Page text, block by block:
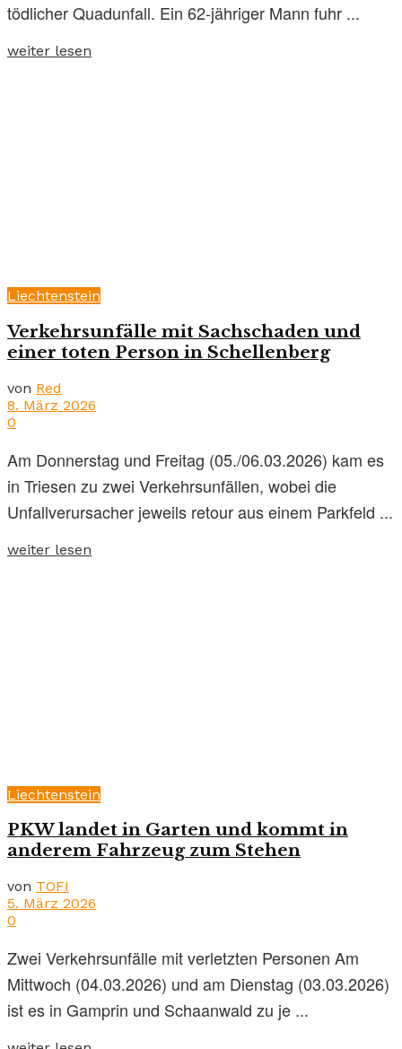
tödlicher Quadunfall. Ein 62-jähriger Mann fuhr ...
weiter lesen
Liechtenstein
Verkehrsunfälle mit Sachschaden und
einer toten Person in Schellenberg
von Red
8. März 2026
0
Am Donnerstag und Freitag (05./06.03.2026) kam es
in Triesen zu zwei Verkehrsunfällen, wobei die
Unfallverursacher jeweils retour aus einem Parkfeld ...
weiter lesen
Liechtenstein
PKW landet in Garten und kommt in
anderem Fahrzeug zum Stehen
von TOFI
5. März 2026
0
Zwei Verkehrsunfälle mit verletzten Personen Am
Mittwoch (04.03.2026) und am Dienstag (03.03.2026)
ist es in Gamprin und Schaanwald zu je ...